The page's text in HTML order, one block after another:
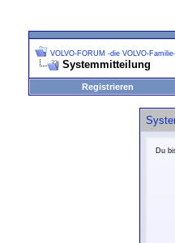
VOLVO-FORUM -die VOLVO-Familie-
Systemmitteilung
Registrieren
Du